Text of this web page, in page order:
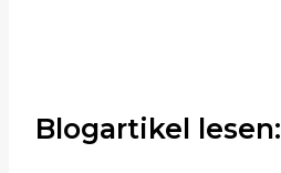
Blogartikel lesen: